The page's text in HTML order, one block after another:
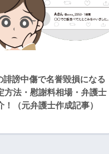
謗中傷で名誉毀損になる
方法・慰謝料相場・弁護士
（元弁護士作成記事）